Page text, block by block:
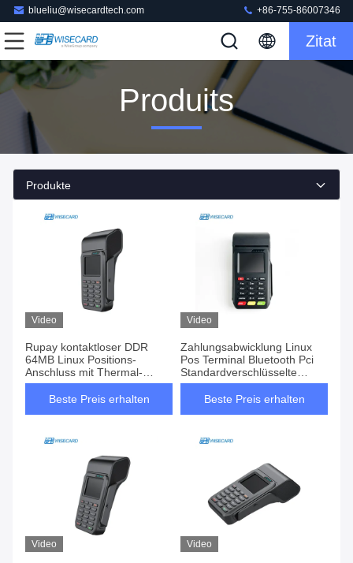
blueliu@wisecardtech.com +86-755-86007346
Zitat
Produits
Produkte
Video
Rupay kontaktloser DDR
64MB Linux Positions-
Anschluss mit Thermal-
Drucker
Beste Preis erhalten
Video
Zahlungsabwicklung Linux
Pos Terminal Bluetooth Pci
Standardverschlüsselte
Tastatur
Beste Preis erhalten
Video Video